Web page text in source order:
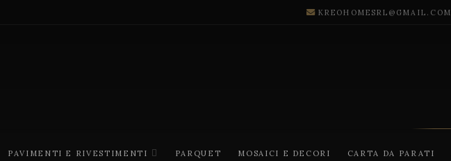
KREOHOMESRL@GMAIL.COM
PAVIMENTI E RIVESTIMENTI PARQUET MOSAICI E DECORI CARTA DA PARATI